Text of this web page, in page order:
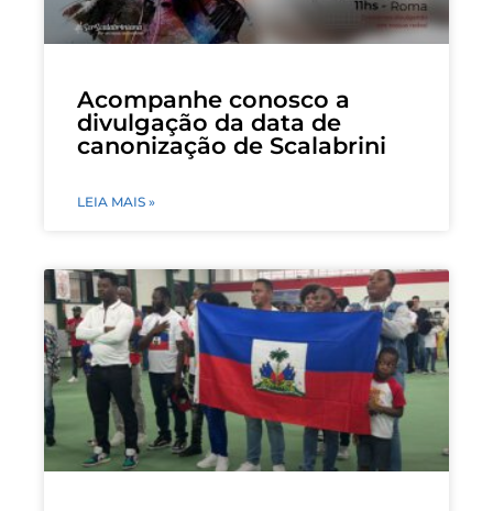
Acompanhe conosco a
divulgação da data de
canonização de Scalabrini
LEIA MAIS »